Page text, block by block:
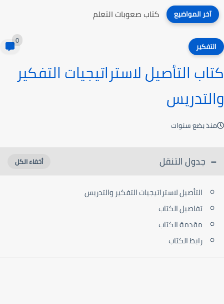
آخر المواضيع كتاب صعوبات التعلم
التفكير 0
كتاب التأصيل لاستراتيجيات التفكير
والتدريس
منذ بضع سنوات
جدول التنقل
التأصيل لاستراتيجيات التفكير والتدريس
تفاصيل الكتاب
مقدمة الكتاب
رابط الكتاب